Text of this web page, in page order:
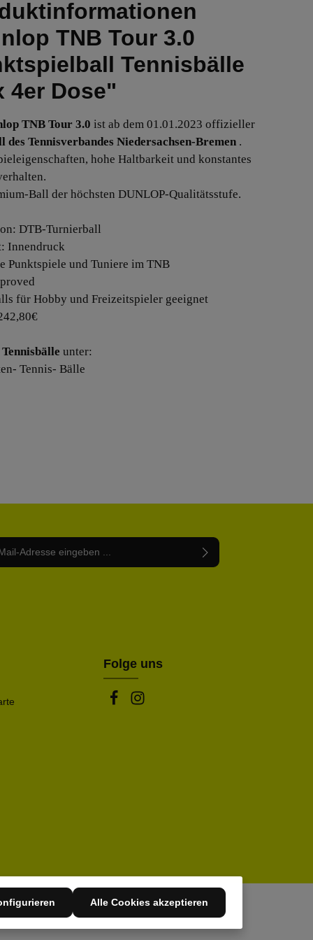
TNB Tour 3.0
Tennisbälle
4er Dose"
TNB Tour 3.0 ist ab dem 01.01.2023 offizieller
des Tennisverbandes Niedersachsen-Bremen .
hohe Haltbarkeit und konstantes
Ball der höchsten DUNLOP-Qualitätsstufe.
DTB-Turnierball
Innendruck
Punktspiele und Tuniere im TNB
für Hobby und Freizeitspieler geeignet
Tennisbälle unter:
Tennis- Bälle
Folge uns
Alle Cookies akzeptieren